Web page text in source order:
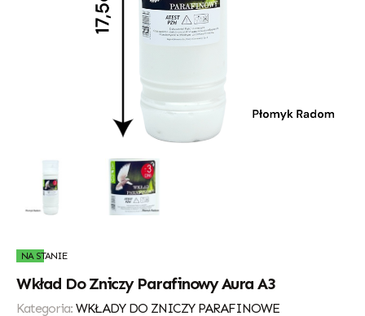
NA STANIE
Wkład Do Zniczy Parafinowy Aura A3
Kategoria: WKŁADY DO ZNICZY PARAFINOWE